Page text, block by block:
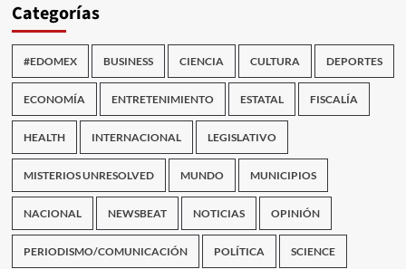
Categorías
#EDOMEX BUSINESS CIENCIA CULTURA DEPORTES
ECONOMÍA ENTRETENIMIENTO ESTATAL FISCALÍA
HEALTH INTERNACIONAL LEGISLATIVO
MISTERIOS UNRESOLVED MUNDO MUNICIPIOS
NACIONAL NEWSBEAT NOTICIAS OPINIÓN
PERIODISMO/COMUNICACIÓN POLÍTICA SCIENCE